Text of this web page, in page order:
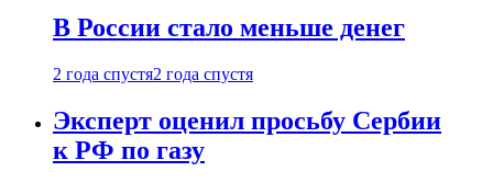
В России стало меньше денег
2 года спустя2 года спустя
Эксперт оценил просьбу Сербии
к РФ по газу